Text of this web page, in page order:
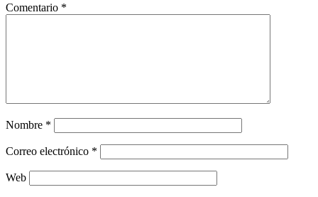
Comentario *
Nombre *
Correo electrónico *
Web